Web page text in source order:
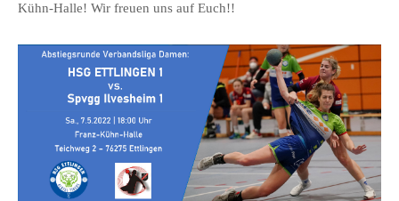
Kühn-Halle! Wir freuen uns auf Euch!!